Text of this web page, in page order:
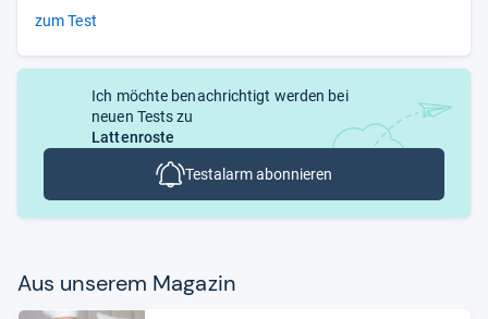
zum Test
Ich möchte benachrichtigt werden bei
neuen Tests zu
Lattenroste
Testalarm abonnieren
Aus unse­rem Maga­zin